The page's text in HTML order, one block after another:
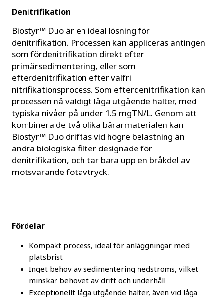
Denitrifikation
Biostyr™ Duo är en ideal lösning för
denitrifikation. Processen kan appliceras antingen
som fördenitrifikation direkt efter
primärsedimentering, eller som
efterdenitrifikation efter valfri
nitrifikationsprocess. Som efterdenitrifikation kan
processen nå väldigt låga utgående halter, med
typiska nivåer på under 1.5 mgTN/L. Genom att
kombinera de två olika bärarmaterialen kan
Biostyr™ Duo driftas vid högre belastning än
andra biologiska filter designade för
denitrifikation, och tar bara upp en bråkdel av
motsvarande fotavtryck.
Fördelar
Kompakt process, ideal för anläggningar med
platsbrist
Inget behov av sedimentering nedströms, vilket
minskar behovet av drift och underhåll
Exceptionellt låga utgående halter, även vid låga